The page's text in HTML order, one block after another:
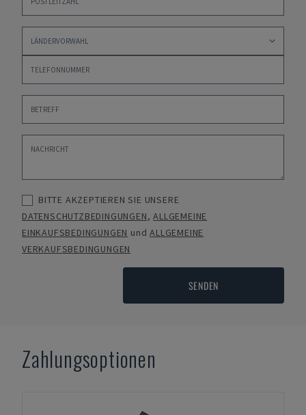
BITTE AKZEPTIEREN SIE UNSERE
DATENSCHUTZBEDINGUNGEN,ALLGEMEINE
EINKAUFSBEDINGUNGEN undALLGEMEINE
VERKAUFSBEDINGUNGEN
SENDEN
Zahlungsoptionen